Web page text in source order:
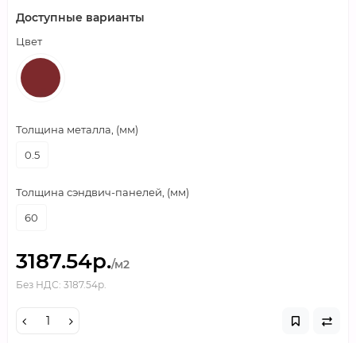
Доступные варианты
Цвет
Толщина металла, (мм)
0.5
Толщина сэндвич-панелей, (мм)
60
3187.54р./м2
Без НДС: 3187.54р.